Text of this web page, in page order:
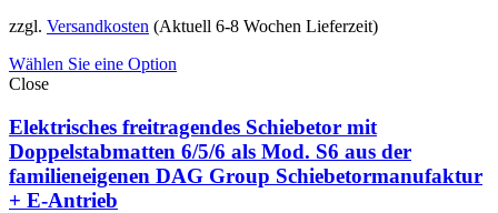
zzgl. Versandkosten (Aktuell 6-8 Wochen Lieferzeit)
Wählen Sie eine Option
Close
Elektrisches freitragendes Schiebetor mit
Doppelstabmatten 6/5/6 als Mod. S6 aus der
familieneigenen DAG Group Schiebetormanufaktur
+ E-Antrieb